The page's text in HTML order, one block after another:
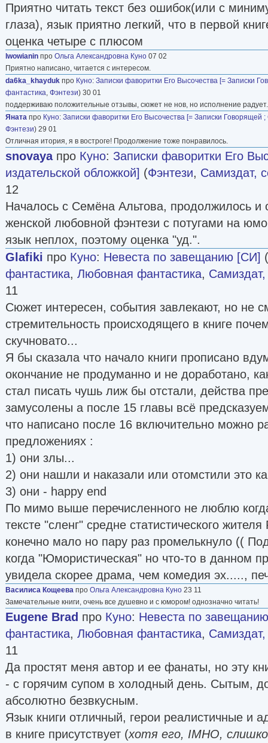
Приятно читать текст без ошибок(или с
глаза), язык приятно легкий, что в первой
оценка четыре с плюсом
lwowianin про Ольга Александровна Куно 07 02
Приятно написано, читается с интересом.
da6ka_khayduk про Куно: Записки фаворитки Его Высочества [= Записки
фантастика, Фэнтези) 30 01
поддерживаю положительные отзывы, сюжет не нов, но исполнение
Яната про Куно: Записки фаворитки Его Высочества [= Записки Говорящей
Фэнтези) 29 01
Отличная итория, я в востроге! Продолжение тоже понравилось.
snovayaпро Куно: Записки фаворитки Его
издательской обложкой] (Фэнтези, Самиздат,
12
Началось с Семёна Альтова, продолжилось и
женской любовной фэнтези с потугами на
язык неплох, поэтому оценка "уд.".
Glafiki про Куно: Невеста по завещанию [СИ] (
фантастика, Любовная фантастика, Самиздат,
11
Сюжет интересен, события завлекают, но не
стремительность происходящего в книге
скучновато...
Я бы сказала что начало книги прописано
окончание не продуманно и не доработано,
стал писать чушь лиж бы отстали, действа
замусолены а после 15 главы всё
что написано после 16 включительно можно
предложениях :
1) они злы...
2) они нашли и наказали или отомстили это
3) они - happy end
По мимо выше перечисленного не люблю
тексте "сленг" средне статистического
конечно мало но пару раз промелькнуло ((
когда "Юмористическая" но что-то в данном
увидела скорее драма, чем комедия эх.....,
Василиса Кощеева про Ольга Александровна Куно 23 11
Замечательные книги, очень все душевно и с юмором! однозначно читать!
Eugene Brad про Куно: Невеста по
фантастика, Любовная фантастика, Самиздат,
11
Да простят меня автор и ее фанаты, но эту
- с горячим супом в холодный день. Сытым,
абсолютно безвкусным.
Язык книги отличный, герои реалистичные и
в книге присутствует (хотя его, IMHO,